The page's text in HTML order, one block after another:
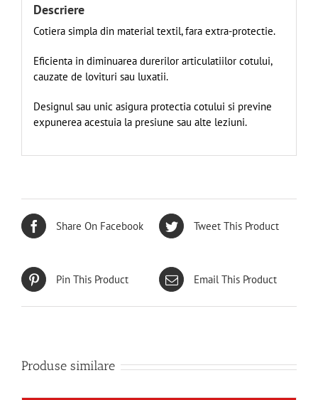
Descriere
Cotiera simpla din material textil, fara extra-protectie.
Eficienta in diminuarea durerilor articulatiilor cotului,
cauzate de lovituri sau luxatii.
Designul sau unic asigura protectia cotului si previne
expunerea acestuia la presiune sau alte leziuni.
Share On Facebook Tweet This Product
Pin This Product Email This Product
Produse similare